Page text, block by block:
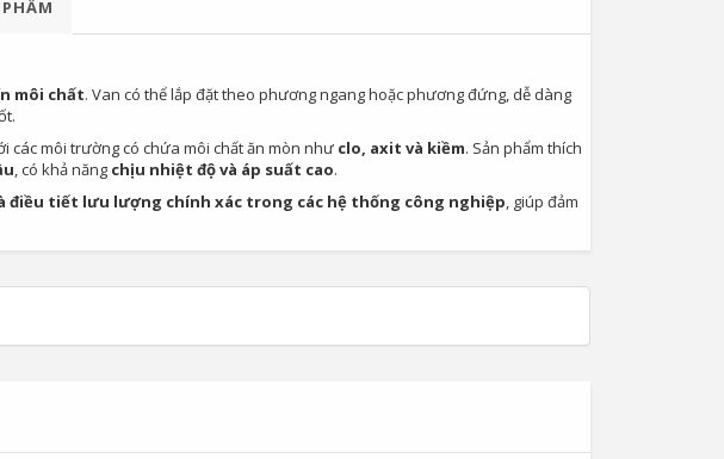
môi chất. Van có thể lắp đặt theo phương ngang hoặc phương đứng, dễ dàng
các môi trường có chứa môi chất ăn mòn như clo, axit và kiềm. Sản phẩm thích
, có khả năng chịu nhiệt độ và áp suất cao.
điều tiết lưu lượng chính xác trong các hệ thống công nghiệp, giúp đảm